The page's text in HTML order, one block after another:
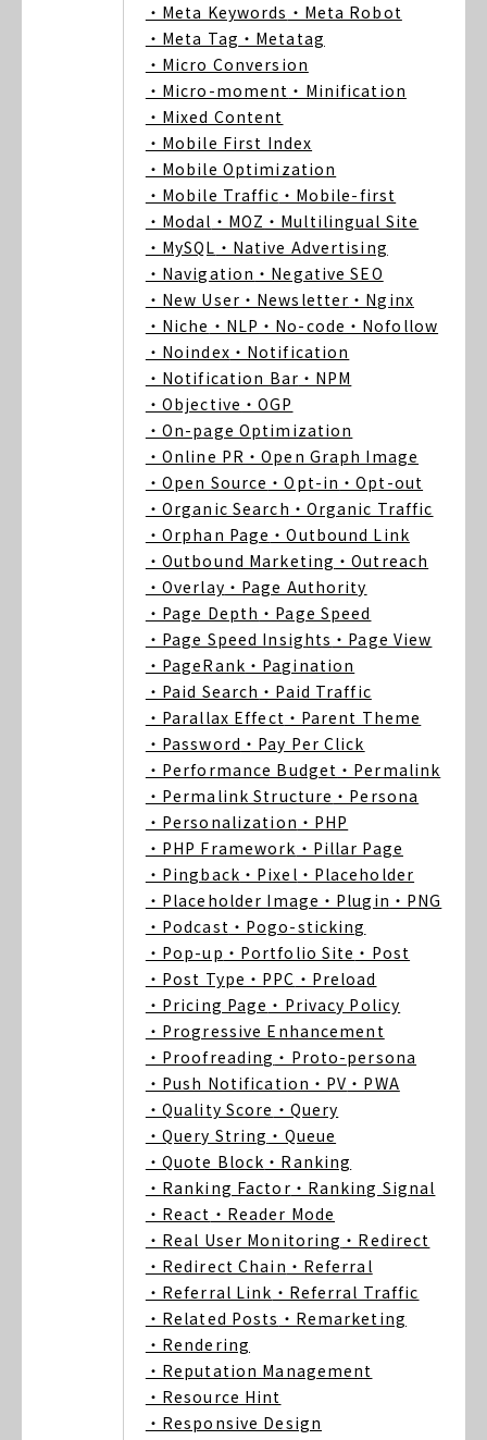
・Meta Keywords ・Meta Robot
・Meta Tag ・Metatag
・Micro Conversion
・Micro-moment ・Minification
・Mixed Content
・Mobile First Index
・Mobile Optimization
・Mobile Traffic ・Mobile-first
・Modal ・MOZ ・Multilingual Site
・MySQL ・Native Advertising
・Navigation ・Negative SEO
・New User ・Newsletter ・Nginx
・Niche ・NLP ・No-code ・Nofollow
・Noindex ・Notification
・Notification Bar ・NPM
・Objective ・OGP
・On-page Optimization
・Online PR ・Open Graph Image
・Open Source ・Opt-in ・Opt-out
・Organic Search ・Organic Traffic
・Orphan Page ・Outbound Link
・Outbound Marketing ・Outreach
・Overlay ・Page Authority
・Page Depth ・Page Speed
・Page Speed Insights ・Page View
・PageRank ・Pagination
・Paid Search ・Paid Traffic
・Parallax Effect ・Parent Theme
・Password ・Pay Per Click
・Performance Budget ・Permalink
・Permalink Structure ・Persona
・Personalization ・PHP
・PHP Framework ・Pillar Page
・Pingback ・Pixel ・Placeholder
・Placeholder Image ・Plugin ・PNG
・Podcast ・Pogo-sticking
・Pop-up ・Portfolio Site ・Post
・Post Type ・PPC ・Preload
・Pricing Page ・Privacy Policy
・Progressive Enhancement
・Proofreading ・Proto-persona
・Push Notification ・PV ・PWA
・Quality Score ・Query
・Query String ・Queue
・Quote Block ・Ranking
・Ranking Factor ・Ranking Signal
・React ・Reader Mode
・Real User Monitoring ・Redirect
・Redirect Chain ・Referral
・Referral Link ・Referral Traffic
・Related Posts ・Remarketing
・Rendering
・Reputation Management
・Resource Hint
・Responsive Design